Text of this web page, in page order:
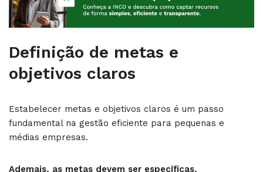
Definição de metas e
objetivos claros
Estabelecer metas e objetivos claros é um passo
fundamental na gestão eficiente para pequenas e
médias empresas.
Ademais, as metas devem ser específicas,